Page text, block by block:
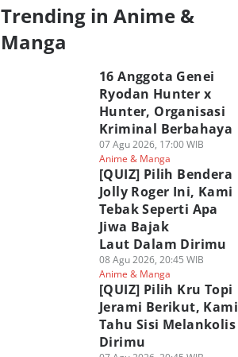
Trending in Anime &
Manga
16 Anggota Genei
Ryodan Hunter x
Hunter, Organisasi
Kriminal Berbahaya
07 Agu 2026, 17:00 WIB
Anime & Manga
[QUIZ] Pilih Bendera
Jolly Roger Ini, Kami
Tebak Seperti Apa
Jiwa Bajak
Laut Dalam Dirimu
08 Agu 2026, 20:45 WIB
Anime & Manga
[QUIZ] Pilih Kru Topi
Jerami Berikut, Kami
Tahu Sisi Melankolis
Dirimu